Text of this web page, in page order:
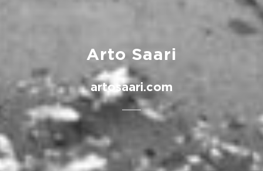
Arto Saari
artosaari.com